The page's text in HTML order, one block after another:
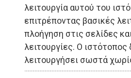
λειτουργία αυτού του
επιτρέποντας βασικές
πλοήγηση στις σελίδες
λειτουργίες. Ο ιστότοπος
λειτουργήσει σωστά
ΠΟΛΙΤΙΣΜΟΣ
ΣΠΙΤΙ-
ΚΗΠΟΣ
ΥΓΕΙΑ
ΤΟΠΙΚΗ ΑΥΤΟΔΙΟΙΚΗΣΗ -